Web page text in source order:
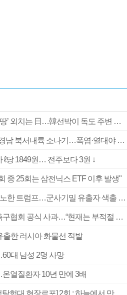
[속보] 여전히 ‘독도는 우리땅’ 외치는 日…韓선박이 독도 주변 해양조사 활동하자 반발
부산 울산 경남 구름 많고 경남 북서내륙 소나기…폭염·열대야 계속
ℓ당 1849원… 전주보다 3원 ↓
중 25회는 삼전닉스 ETF 이후 발생"
‘탄약 부족 사태’ 보도에 격노한 트럼프…군사기밀 유출자 색출 지시
[속보] ‘심판 성접대’ 논란 축구협회 공식 사과…“현재는 부적절 행위 없어”
출한 러시아 화물선 적발
대 남성 2명 사망
열질환자 10년 만에 3배
[2026 부산청소년극지체험탐험대 현장르포] 2회 : 하늘에서 만난 얼음의 나라